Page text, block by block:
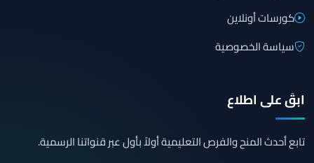
كورسات أونلاين
سياسة الخصوصية
ابقَ على اطلاع
تابع أحدث المنح والفرص التعليمية أولاً بأول عبر قنواتنا الرسمية.